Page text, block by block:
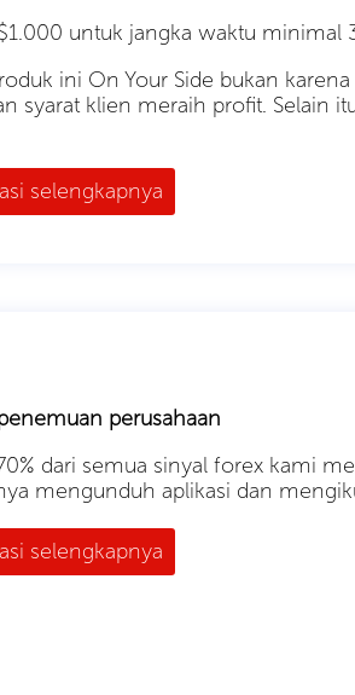
untuk jangka waktu minimal
ini On Your Side bukan
syarat klien meraih profit. Selain
selengkapnya
perusahaan
dari semua sinyal forex kami
mengunduh aplikasi dan
selengkapnya